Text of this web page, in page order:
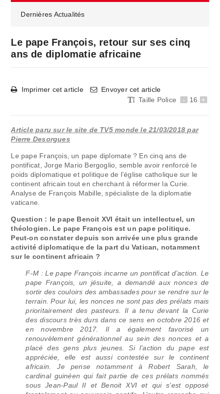
Dernières Actualités
Le pape François, retour sur ses cinq
ans de diplomatie africaine
Imprimer cet article
Envoyer cet article
Taille Police
- 16 +
Article paru sur le site de TV5 monde le 21/03/2018 par
Pierre Desorgues
Le pape François, un pape diplomate ? En cinq ans de
pontificat, Jorge Mario Bergoglio, semble avoir renforcé le
poids diplomatique et politique de l’église catholique sur le
continent africain tout en cherchant à réformer la Curie.
Analyse de François Mabille, spécialiste de la diplomatie
vaticane.
Question : le pape Benoit XVI était un intellectuel, un
théologien. Le pape François est un pape politique.
Peut-on constater depuis son arrivée une plus grande
activité diplomatique de la part du Vatican, notamment
sur le continent africain ?
F-M : Le pape François incarne un pontificat d’action. Le
pape François, un jésuite, a demandé aux nonces de
sortir des couloirs des ambassades pour se rendre sur le
terrain. Pour lui, les nonces ne sont pas des prélats mais
prioritairement des pasteurs. Il a tenu devant la Curie
des discours très durs dans ce sens en octobre 2016 et
en novembre 2017. Il a également favorisé un
renouvèlement générationnel au sein des nonces et a
placé des gens plus jeunes. Si l’action du pape est
appréciée, elle est aussi contestée sur le continent
africain. Je pense notamment à Robert Sarah, le
cardinal guinéen qui fait partie de ces prélats nommés
sous Jean-Paul II et Benoit XVI et qui s’est opposé